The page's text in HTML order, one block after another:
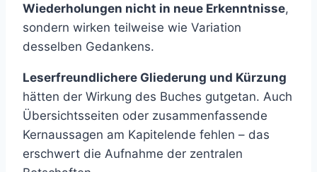
Wiederholungen nicht in neue Erkenntnisse,
sondern wirken teilweise wie Variation
desselben Gedankens.
Leserfreundlichere Gliederung und Kürzung
hätten der Wirkung des Buches gutgetan. Auch
Übersichtsseiten oder zusammenfassende
Kernaussagen am Kapitelende fehlen – das
erschwert die Aufnahme der zentralen